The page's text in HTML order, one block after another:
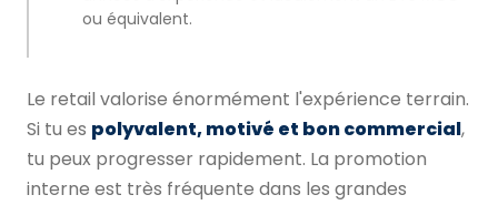
ou équivalent.
Le retail valorise énormément l'expérience terrain.
Si tu es polyvalent, motivé et bon commercial,
tu peux progresser rapidement. La promotion
interne est très fréquente dans les grandes